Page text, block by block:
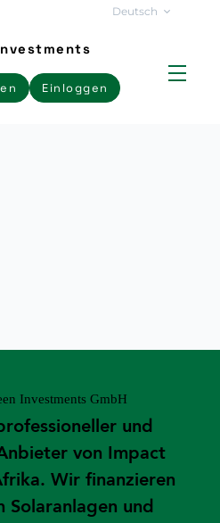
Deutsch
Einloggen
Investments GmbH
und
von Impact
Wir finanzieren
Solaranlagen und